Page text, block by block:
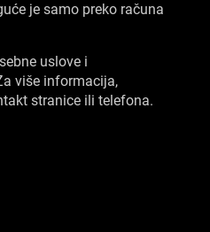
je samo preko računa
uslove i
više informacija,
stranice ili telefona.